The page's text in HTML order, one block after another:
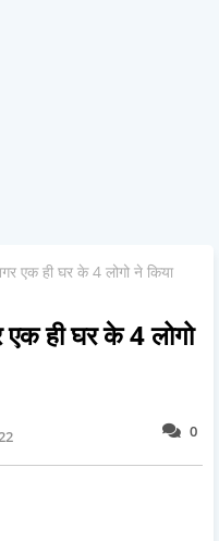
एक ही घर के 4 लोगो ने किया
ही घर के 4 लोगो
0